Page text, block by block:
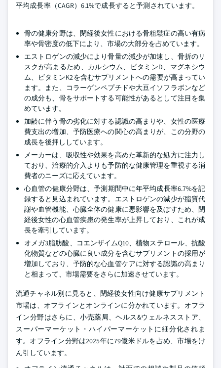
平均成長率（CAGR）6.1%で成長すると予測されています。
骨の健康分野は、閉経後女性における骨粗鬆症の高い有病
率や骨密度の低下により、市場の大部分を占めています。
エストロゲンの減少により骨量の減少が加速し、骨折のリ
スクが高まるため、カルシウム、ビタミンD、マグネシウ
ム、ビタミンK2を含むサプリメントへの需要が高まってい
ます。また、コラーゲンペプチドや大豆イソフラボンなど
の成分も、骨をサポートする可能性があるとして注目を集
めています。
加齢に伴う骨の劣化に対する認識の高まりや、女性の医療
費支出の増加、予防医療への関心の高まりが、この分野の
成長を後押ししています。
メーカーは、吸収性や効果を高めた革新的な処方に注力し
ており、治療的介入よりも予防的な健康管理を重視する消
費者のニーズに応えています。
心血管の健康分野は、予測期間中に年平均成長率6.7%を記
録すると見込まれています。エストロゲンの減少が脂質代
謝や血管機能、心臓全体の健康に悪影響を及ぼすため、閉
経後女性の心血管疾患の発生率が上昇しており、これが成
長を牽引しています。
オメガ3脂肪酸、コエンザイムQ10、植物ステロール、抗酸
化物質などの心臓に良い成分を含むサプリメントの採用が
増加しており、予防的な心血管ケアに対する認識の高まり
と相まって、市場需要をさらに加速させています。
流通チャネル別に見ると、閉経後女性向け健康サプリメント
市場は、オフラインとオンラインに分かれています。オフラ
イン分野はさらに、小売薬局、ヘルス&ウェルネスストア、
スーパーマーケット・ハイパーマーケットに細分化されま
す。オフライン分野は2025年に79億米ドルを占め、市場をけ
ん引しています。